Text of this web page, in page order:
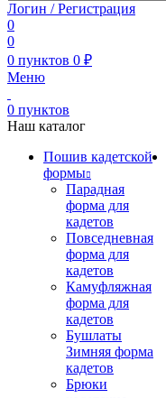
Логин / Регистрация
0
0
0 пунктов 0 ₽
Меню
0 пунктов
Наш каталог
Пошив кадетской
формы
Парадная
форма для
кадетов
Повседневная
форма для
кадетов
Камуфляжная
форма для
кадетов
Бушлаты
Зимняя форма
кадетов
Брюки